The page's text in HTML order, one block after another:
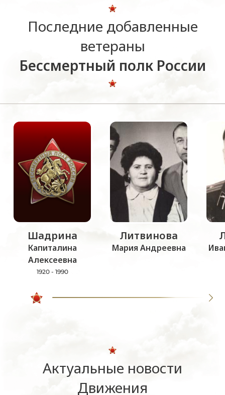
Последние добавленные
ветераны
Бессмертный полк России
Шадрина
Капиталина
Алексеевна
1920 - 1990
Литвинова
Мария Андреевна
Актуальные новости
Движения